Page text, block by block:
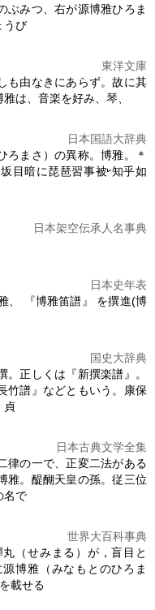
ぶみつ、右が源博雅ひろま
うび
東洋文庫
も由なきにあらず。故に其
雅は、音楽を好み、琴、
日本国語大辞典
ろまさ）の異称。博雅。＊
目暗に琵琶習事被 知乎如
日本架空伝承人名事典
日本史年表
、 『博雅笛譜』 を撰進(博
国史大辞典
。正しくは『新撰楽譜』。
竹譜』などともいう。康保
貞
日本古典文学全集
律の一で、正変二法がある
雅。醍醐天皇の孫。従三位
名で
世界大百科事典
（せみまる）が，盲目と
源博雅 （みなもとのひろま
載せる